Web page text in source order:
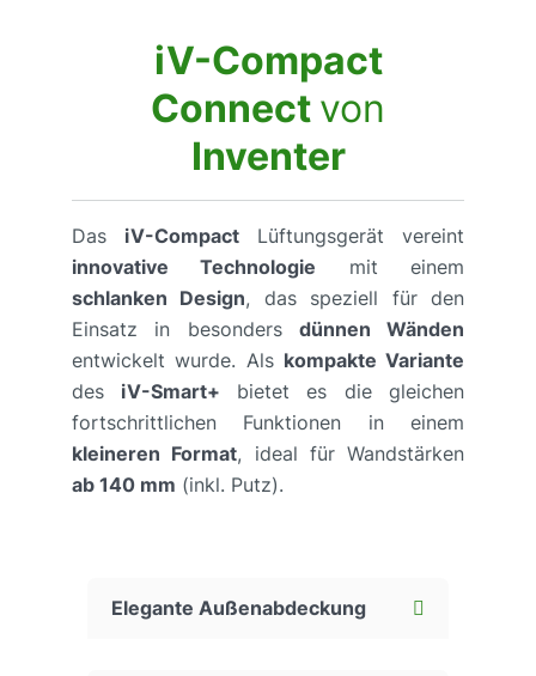
iV-Compact
Connect von
Inventer
Das iV-Compact Lüftungsgerät vereint
innovative Technologie mit einem
schlanken Design, das speziell für den
Einsatz in besonders dünnen Wänden
entwickelt wurde. Als kompakte Variante
des iV-Smart+ bietet es die gleichen
fortschrittlichen Funktionen in einem
kleineren Format, ideal für Wandstärken
ab 140 mm (inkl. Putz).
Elegante Außenabdeckung